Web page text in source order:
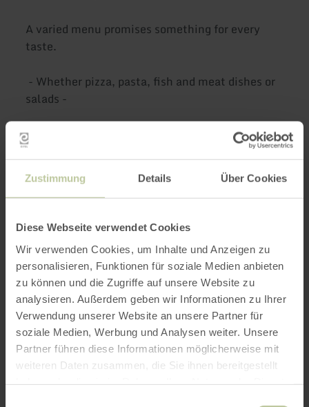
Zustimmung Details Über Cookies
Diese Webseite verwendet Cookies
Wir verwenden Cookies, um Inhalte und Anzeigen zu
personalisieren, Funktionen für soziale Medien anbieten
zu können und die Zugriffe auf unsere Website zu
analysieren. Außerdem geben wir Informationen zu Ihrer
Verwendung unserer Website an unsere Partner für
soziale Medien, Werbung und Analysen weiter. Unsere
Partner führen diese Informationen möglicherweise mit
weiteren Daten zusammen, die Sie ihnen bereitgestellt
A varied menu promises something for every
taste.
- Whether pizza, pasta, fish and meat dishes or
salads -
Further
information
Opening hours
Features / Special features
Categories